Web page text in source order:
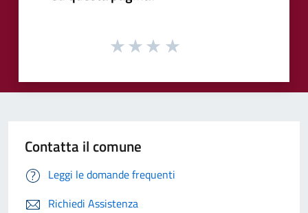
Contatta il comune
Leggi le domande frequenti
Richiedi Assistenza